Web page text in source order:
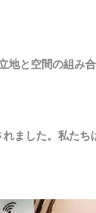
地と空間の組み
ました。私たち